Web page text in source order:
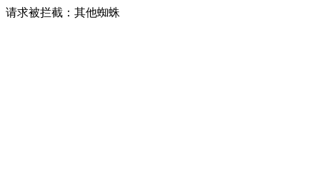
请求被拦截：其他蜘蛛